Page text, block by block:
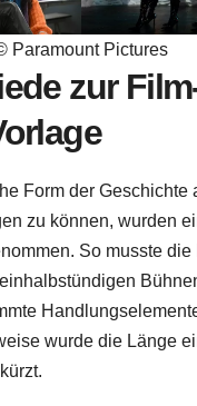
Paramount Pictures
zur
Form der Geschichte
zu können, wurden
So musste die
wurde die Länge